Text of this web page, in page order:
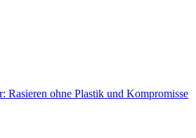
Rasieren ohne Plastik und Kompromisse